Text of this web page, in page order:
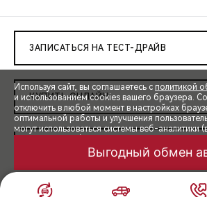
ЗАПИСАТЬСЯ НА ТЕСТ-ДРАЙВ
КУПИТЬ ОНЛАЙН
ОДОБРЕНИЕ КРЕДИТА ОНЛАЙН
КОРПОРАТИВНЫЕ ПРОДАЖИ
Используя сайт, вы соглашаетесь с политикой
и использованием cookies вашего браузера.
отключить в любой момент в настройках
оптимальной работы и улучшения
могут использоваться системы веб-аналитики
с применением указанных технологий и
Выгодный обмен